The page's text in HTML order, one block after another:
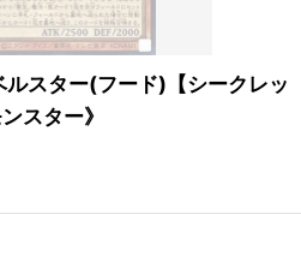
ルスター(フード)【シークレッ
スター》